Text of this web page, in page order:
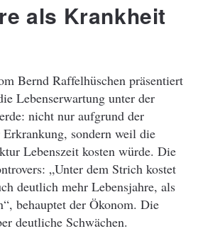
als Krankheit
Bernd Raffelhüschen präsentiert
Lebenserwartung unter der
nicht nur aufgrund der
sondern weil die
Lebenszeit kosten würde. Die
„Unter dem Strich kostet
deutlich mehr Lebensjahre, als
behauptet der Ökonom. Die
deutliche Schwächen.